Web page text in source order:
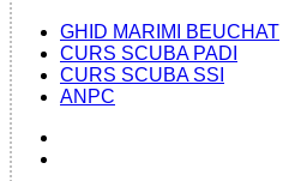
GHID MARIMI BEUCHAT
CURS SCUBA PADI
CURS SCUBA SSI
ANPC